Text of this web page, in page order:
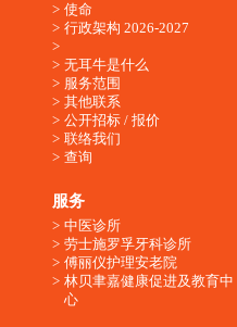
使命
行政架构 2026-2027
无耳牛是什么
服务范围
其他联系
公开招标 / 报价
联络我们
查询
服务
中医诊所
劳士施罗孚牙科诊所
傅丽仪护理安老院
林贝聿嘉健康促进及教育中
心